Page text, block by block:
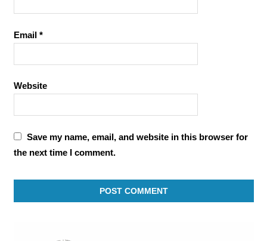
Email *
Website
Save my name, email, and website in this browser for
the next time I comment.